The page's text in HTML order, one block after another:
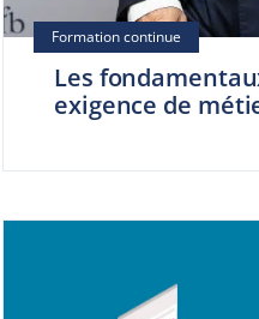
Les
exigence de